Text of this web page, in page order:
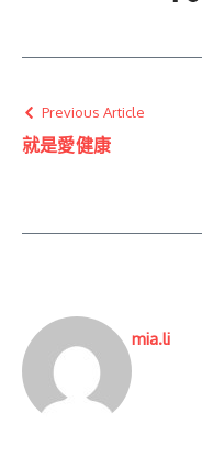
Previous Article
就是愛健康
mia.li